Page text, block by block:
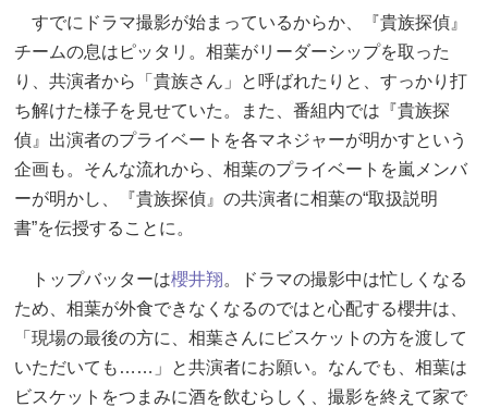
すでにドラマ撮影が始まっているからか、『貴族探偵』
チームの息はピッタリ。相葉がリーダーシップを取った
り、共演者から「貴族さん」と呼ばれたりと、すっかり打
ち解けた様子を見せていた。また、番組内では『貴族探
偵』出演者のプライベートを各マネジャーが明かすという
企画も。そんな流れから、相葉のプライベートを嵐メンバ
ーが明かし、『貴族探偵』の共演者に相葉の“取扱説明
書”を伝授することに。
トップバッターは櫻井翔。ドラマの撮影中は忙しくなる
ため、相葉が外食できなくなるのではと心配する櫻井は、
「現場の最後の方に、相葉さんにビスケットの方を渡して
いただいても……」と共演者にお願い。なんでも、相葉は
ビスケットをつまみに酒を飲むらしく、撮影を終えて家で